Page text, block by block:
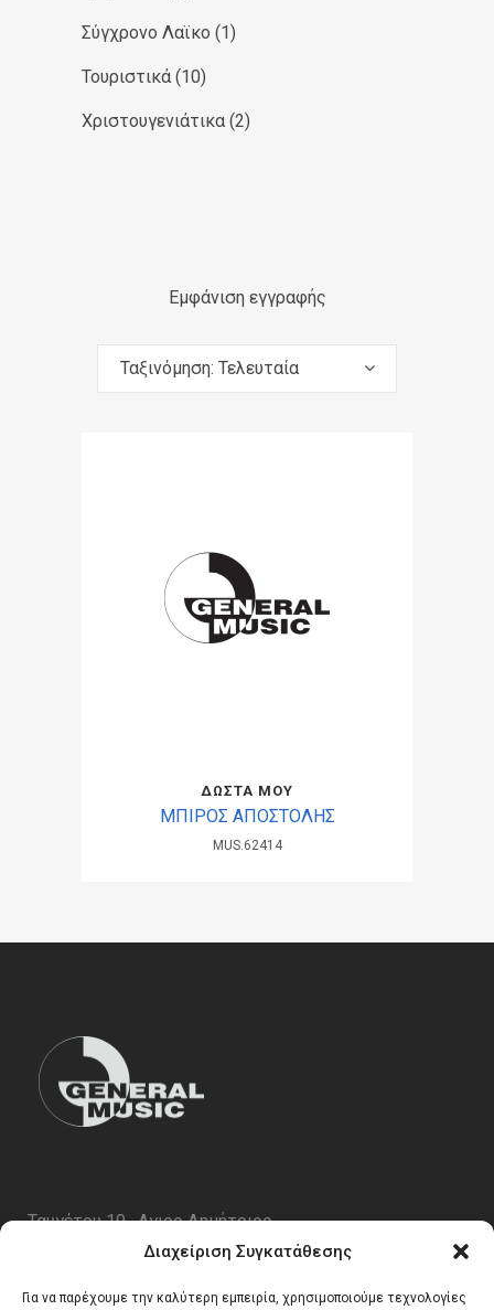
Διαχείριση Συγκατάθεσης
Για να παρέχουμε την καλύτερη εμπειρία, χρησιμοποιούμε τεχνολογίες
Σύγχρονο Λαϊκο (1)
Τουριστικά (10)
Χριστουγενιάτικα (2)
Εμφάνιση εγγραφής
Ταξινόμηση: Τελευταία
ΔΩΣΤΑ ΜΟΥ
ΜΠΙΡΟΣ ΑΠΟΣΤΟΛΗΣ
MUS.62414
Ταυγέτου 19 , Αγιος Δημήτριος